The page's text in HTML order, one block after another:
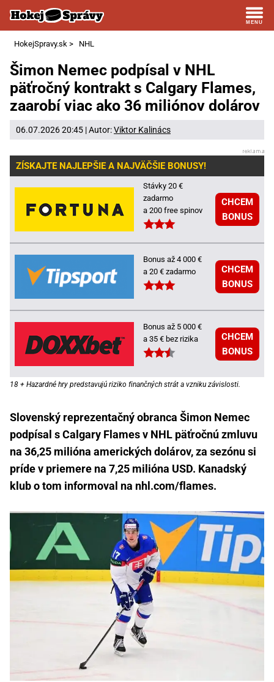
HokejSpravy.sk > NHL
Šimon Nemec podpísal v NHL
päťročný kontrakt s Calgary Flames,
zaarobí viac ako 36 miliónov dolárov
06.07.2026 20:45 | Autor:Viktor Kalinács
ZÍSKAJTE NAJLEPŠIE A NAJVÄČŠIE BONUSY!
Stávky 20 €
zadarmo
a 200 free spinov
CHCEM
BONUS
Bonus až 4 000 €
a 20 € zadarmo
CHCEM
BONUS
Bonus až 5 000 €
a 35 € bez rizika
CHCEM
BONUS
18 + Hazardné hry predstavujú riziko finančných strát a vzniku závislosti.
Slovenský reprezentačný obranca Šimon Nemec
podpísal s Calgary Flames v NHL päťročnú zmluvu
na 36,25 milióna amerických dolárov, za sezónu si
príde v priemere na 7,25 milióna USD. Kanadský
klub o tom informoval na nhl.com/flames.